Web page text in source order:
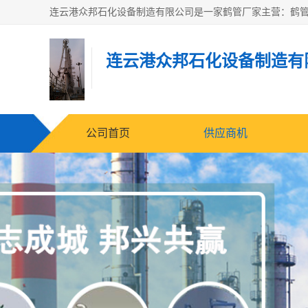
连云港众邦石化设备制造有
公司首页 供应商机